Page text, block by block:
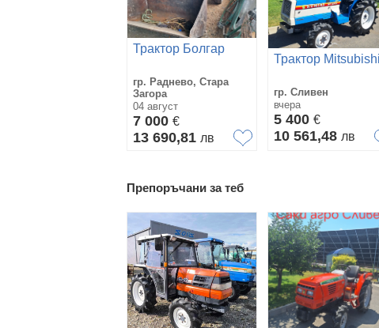
Трактор Болгар
гр. Раднево, Стара
Загора
04 август
7 000 €
13 690,81 лв
Трактор Mitsubishi
гр. Сливен
вчера
5 400 €
10 561,48 лв
Препоръчани за теб